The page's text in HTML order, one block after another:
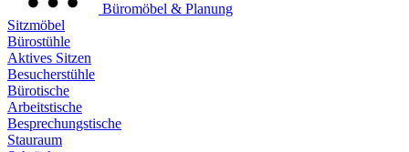
Büromöbel & Planung
Sitzmöbel
Bürostühle
Aktives Sitzen
Besucherstühle
Bürotische
Arbeitstische
Besprechungstische
Stauraum